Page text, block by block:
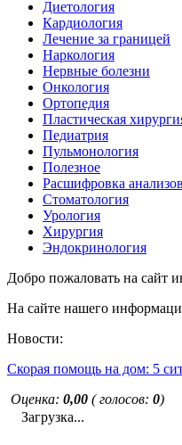
Диетология
Кардиология
Лечение за границей
Наркология
Нервные болезни
Онкология
Ортопедия
Пластическая
Педиатрия
Пульмонология
Полезное
Расшифровка анализов
Стоматология
Урология
Хирургия
Эндокринология
Добро пожаловать на
На сайте нашего
Новости:
Скорая помощь на дом: 5
Оценка: 0,00 ( голосов: 0)
Загрузка...